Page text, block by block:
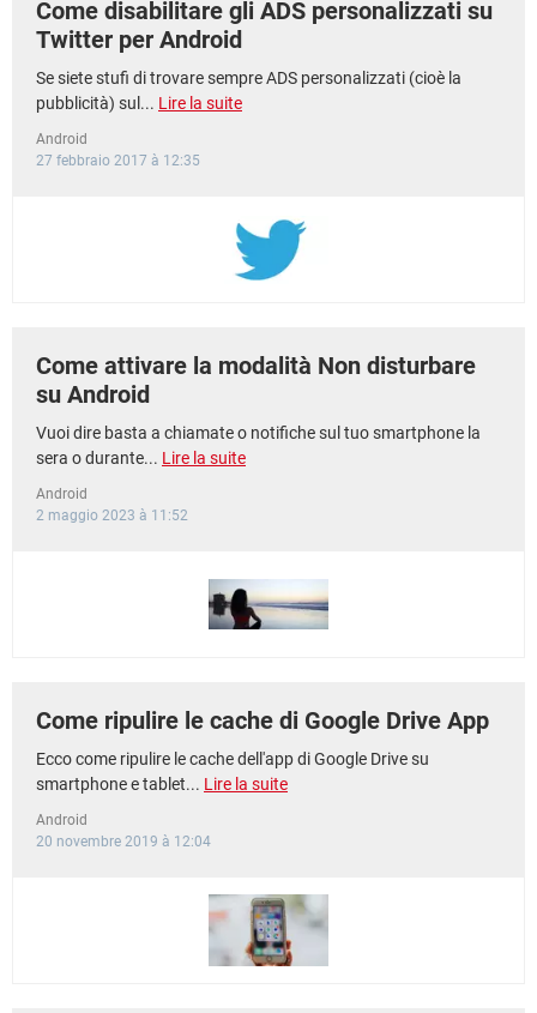
Come disabilitare gli ADS personalizzati su
Twitter per Android
Se siete stufi di trovare sempre ADS personalizzati (cioè la
pubblicità) sul... Lire la suite
Android
27 febbraio 2017 à 12:35
Come attivare la modalità Non disturbare
su Android
Vuoi dire basta a chiamate o notifiche sul tuo smartphone la
sera o durante... Lire la suite
Android
2 maggio 2023 à 11:52
Come ripulire le cache di Google Drive App
Ecco come ripulire le cache dell'app di Google Drive su
smartphone e tablet... Lire la suite
Android
20 novembre 2019 à 12:04